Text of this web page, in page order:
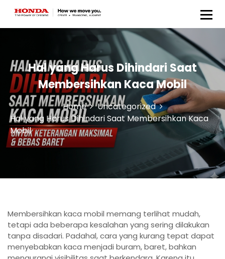
Honda Anugerah Body &
Paint
Hal yang Harus Dihindari Saat
Membersihkan Kaca Mobil
Home
Uncategorized
Hal yang Harus Dihindari Saat Membersihkan Kaca
Mobil
Membersihkan kaca mobil memang terlihat mudah,
tetapi ada beberapa kesalahan yang sering dilakukan
tanpa disadari. Padahal, cara yang kurang tepat dapat
menyebabkan kaca menjadi buram, baret, bahkan